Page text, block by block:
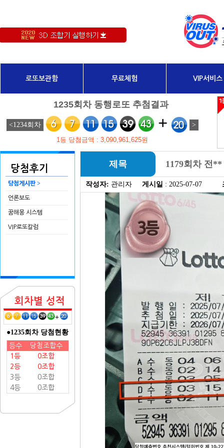
로또보관함 무료체험 VIP서비스
당첨후기
당첨게시판>
언론보도
꿈해몽 시스템
VIP로또칼럼
회차별 성적
+
●1235회차 당첨현황
등수
당첨조합수
1등
0조합
2등
0조합
3등
0조합
4등
0조합
제목 1179회차 전
작성자: 관리자 게시일 : 2025-07-07